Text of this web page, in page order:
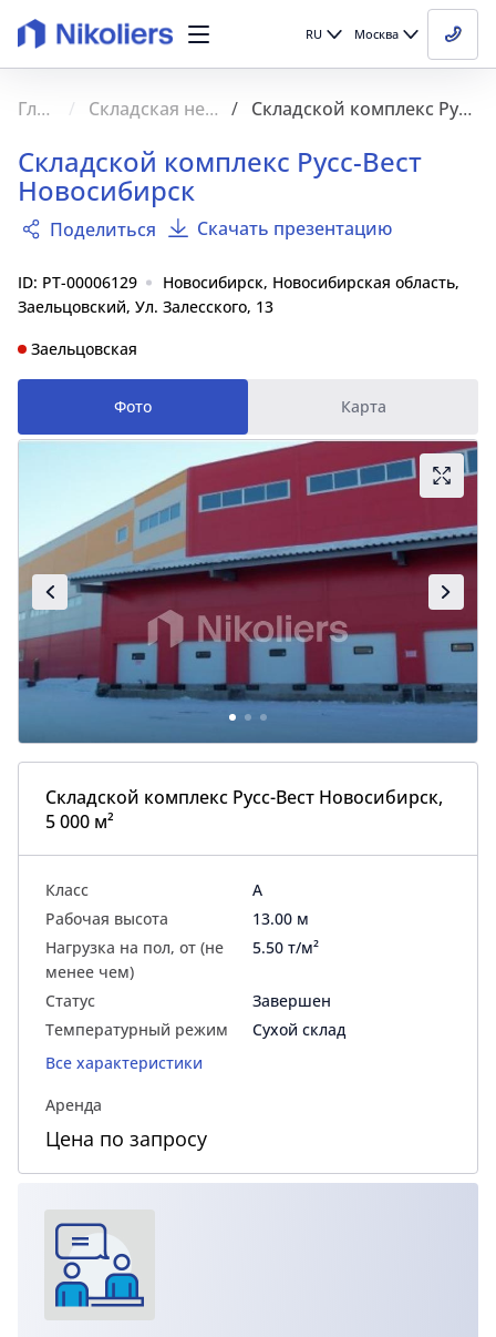
RU Москва
Главная Складская недвижимость Складской комплекс Русс-Вест Новосибирск
Складской комплекс Русс-Вест
Новосибирск
Поделиться Скачать презентацию
ID: PT-00006129
Новосибирск, Новосибирская область,
Заельцовский, Ул. Залесского, 13
Заельцовская
Фото Карта
Складской комплекс Русс-Вест Новосибирск,
5 000 м²
Класс
A
Рабочая высота
13.00 м
Нагрузка на пол, от (не
менее чем)
5.50 т/м²
Статус
Завершен
Температурный режим
Сухой склад
Все характеристики
Аренда
Цена по запросу